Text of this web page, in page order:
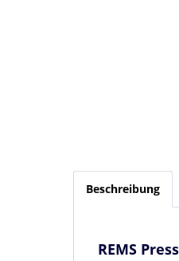
Beschreibung
REMS